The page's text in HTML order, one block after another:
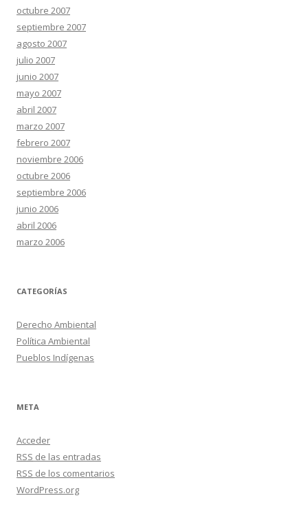
octubre 2007
septiembre 2007
agosto 2007
julio 2007
junio 2007
mayo 2007
abril 2007
marzo 2007
febrero 2007
noviembre 2006
octubre 2006
septiembre 2006
junio 2006
abril 2006
marzo 2006
CATEGORÍAS
Derecho Ambiental
Política Ambiental
Pueblos Indígenas
META
Acceder
RSS de las entradas
RSS de los comentarios
WordPress.org